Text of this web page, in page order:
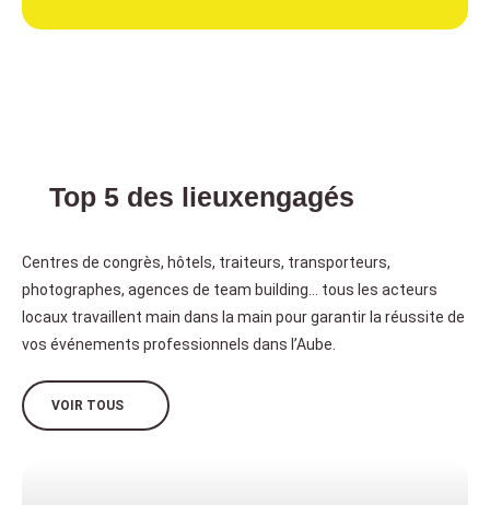
Top 5 des lieuxengagés
Centres de congrès, hôtels, traiteurs, transporteurs,
photographes, agences de team building… tous les acteurs
locaux travaillent main dans la main pour garantir la réussite de
vos événements professionnels dans l’Aube.
VOIR TOUS